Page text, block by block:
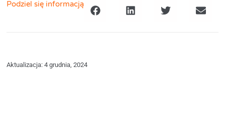
Podziel się informacją
Aktualizacja: 4 grudnia, 2024